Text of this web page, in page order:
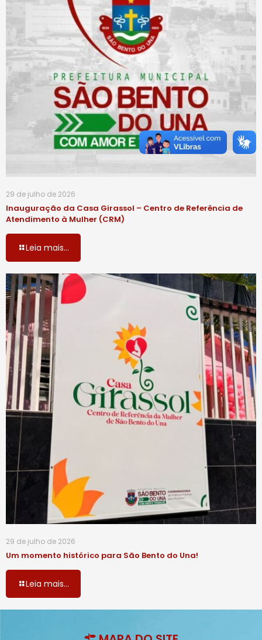
29 de julho de 2026
Inauguração da Casa Girassol – Centro de Referência de
Atendimento à Mulher (CRM)
Leia mais...
29 de julho de 2026
Um momento histórico para São Bento do Una!
Leia mais...